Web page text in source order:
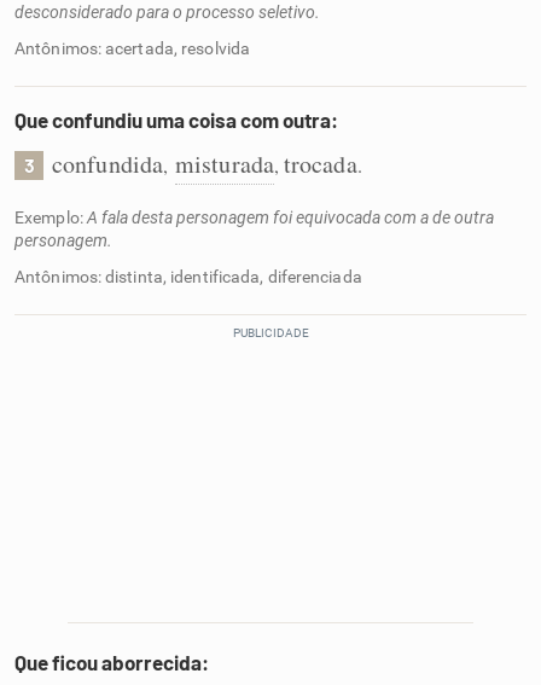
Sinônimos
desconsiderado para o processo seletivo.
Antônimos: acertada, resolvida
Que confundiu uma coisa com outra:
3 confundida, misturada, trocada.
Exemplo:A fala desta personagem foi equivocada com a de outra
personagem.
Antônimos: distinta, identificada, diferenciada
Que ficou aborrecida: